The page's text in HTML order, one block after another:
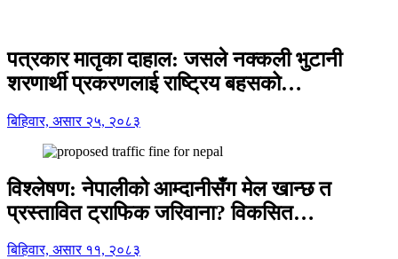
पत्रकार मातृका दाहाल: जसले नक्कली भुटानी
शरणार्थी प्रकरणलाई राष्ट्रिय बहसको…
बिहिवार, असार २५, २०८३
विश्लेषण: नेपालीको आम्दानीसँग मेल खान्छ त
प्रस्तावित ट्राफिक जरिवाना? विकसित…
बिहिवार, असार ११, २०८३